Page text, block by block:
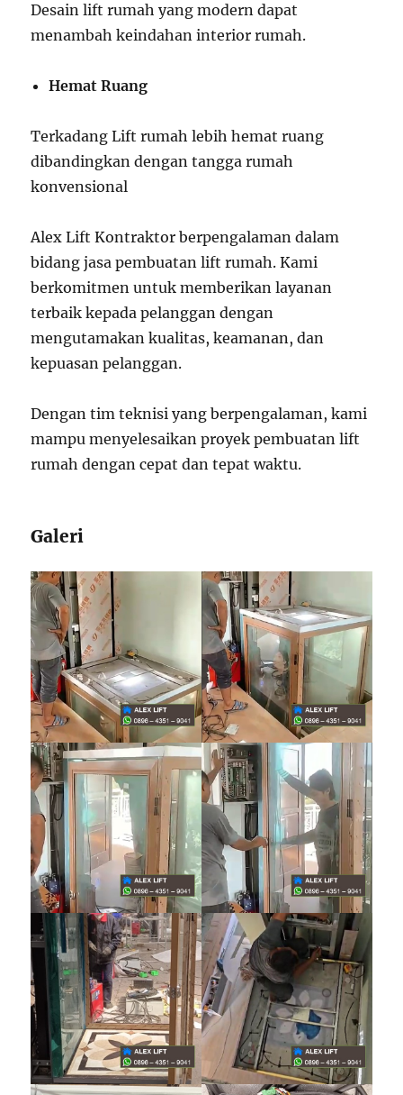
Desain lift rumah yang modern dapat
menambah keindahan interior rumah.
Hemat Ruang
Terkadang Lift rumah lebih hemat ruang
dibandingkan dengan tangga rumah
konvensional
Alex Lift Kontraktor berpengalaman dalam
bidang jasa pembuatan lift rumah. Kami
berkomitmen untuk memberikan layanan
terbaik kepada pelanggan dengan
mengutamakan kualitas, keamanan, dan
kepuasan pelanggan.
Dengan tim teknisi yang berpengalaman, kami
mampu menyelesaikan proyek pembuatan lift
rumah dengan cepat dan tepat waktu.
Galeri